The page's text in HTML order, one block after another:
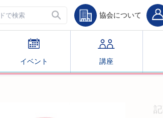
協会について
イベント 講座